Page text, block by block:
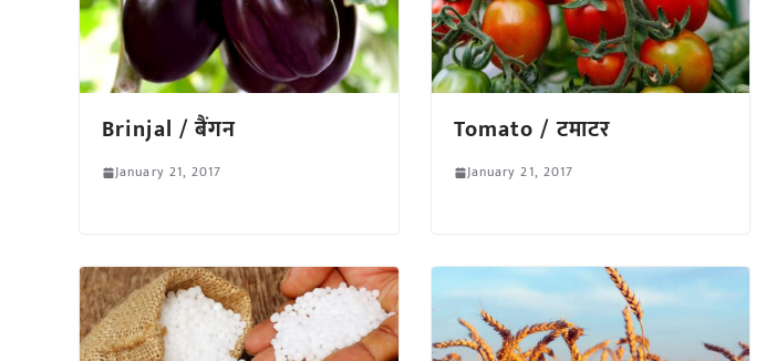
Brinjal / बैंगन
January 21, 2017
Tomato / टमाटर
January 21, 2017